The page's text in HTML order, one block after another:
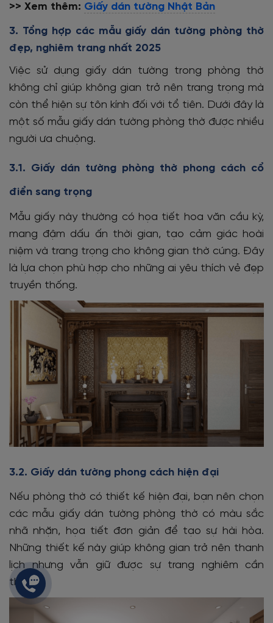
>> Xem thêm: Giấy dán tường Nhật Bản
3. Tổng hợp các mẫu giấy dán tường phòng thờ
đẹp, nghiêm trang nhất 2025
Việc sử dụng giấy dán tường trong phòng thờ
không chỉ giúp không gian trở nên trang trọng mà
còn thể hiện sự tôn kính đối với tổ tiên. Dưới đây là
một số mẫu giấy dán tường phòng thờ được nhiều
người ưa chuộng.
3.1. Giấy dán tường phòng thờ phong cách cổ
điển sang trọng
Mẫu giấy này thường có họa tiết hoa văn cầu kỳ,
mang đậm dấu ấn thời gian, tạo cảm giác hoài
niệm và trang trọng cho không gian thờ cúng. Đây
là lựa chọn phù hợp cho những ai yêu thích vẻ đẹp
truyền thống.
3.2. Giấy dán tường phong cách hiện đại
Nếu phòng thờ có thiết kế hiện đại, bạn nên chọn
các mẫu giấy dán tường phòng thờ có màu sắc
nhã nhặn, họa tiết đơn giản để tạo sự hài hòa.
Những thiết kế này giúp không gian trở nên thanh
lịch nhưng vẫn giữ được sự trang nghiêm cần
thiết.